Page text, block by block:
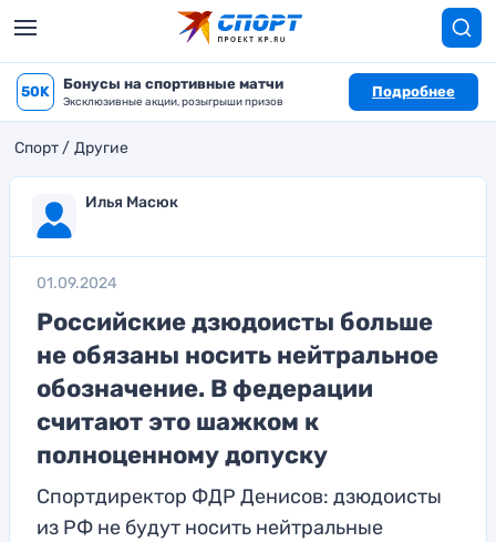
50K Бонусы на спортивные матчи
Эксклюзивные акции, розыгрыши призов
Подробнее
Спорт Другие
Илья Масюк
01.09.2024
Российские дзюдоисты больше
не обязаны носить нейтральное
обозначение. В федерации
считают это шажком к
полноценному допуску
Спортдиректор ФДР Денисов: дзюдоисты
из РФ не будут носить нейтральные